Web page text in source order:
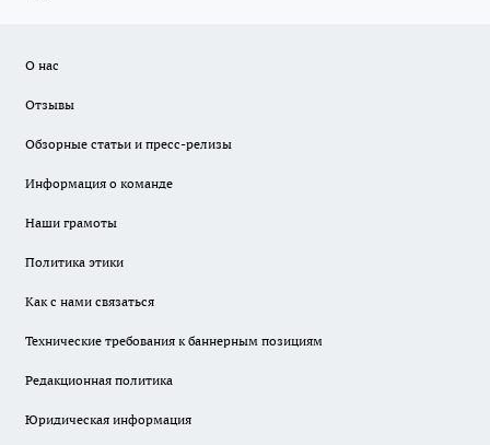
О нас
Отзывы
Обзорные статьи и пресс-релизы
Информация о команде
Наши грамоты
Политика этики
Как с нами связаться
Технические требования к баннерным позициям
Редакционная политика
Юридическая информация